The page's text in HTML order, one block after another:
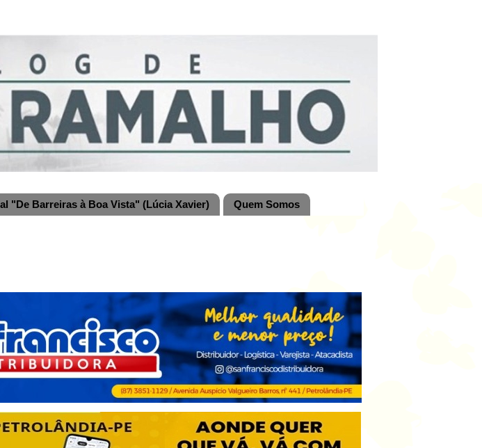
"De Barreiras à Boa Vista" (Lúcia Xavier) Quem Somos